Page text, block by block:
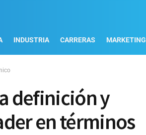
INDUSTRIA CARRERAS MARKETING
definición y
en términos